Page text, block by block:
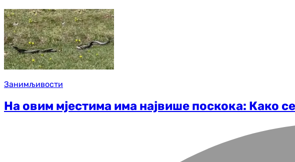
Занимљивости
На овим мјестима има највише поскока: Како се